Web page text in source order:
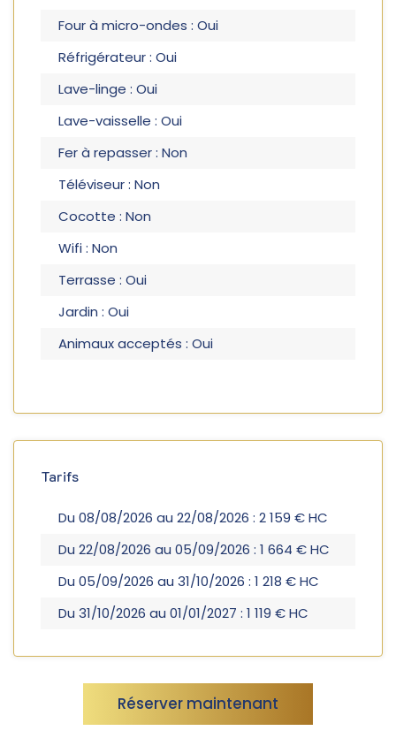
Four à micro-ondes : Oui
Réfrigérateur : Oui
Lave-linge : Oui
Lave-vaisselle : Oui
Fer à repasser : Non
Téléviseur : Non
Cocotte : Non
Wifi : Non
Terrasse : Oui
Jardin : Oui
Animaux acceptés : Oui
Tarifs
Du 08/08/2026 au 22/08/2026 : 2 159 € HC
Du 22/08/2026 au 05/09/2026 : 1 664 € HC
Du 05/09/2026 au 31/10/2026 : 1 218 € HC
Du 31/10/2026 au 01/01/2027 : 1 119 € HC
Réserver maintenant